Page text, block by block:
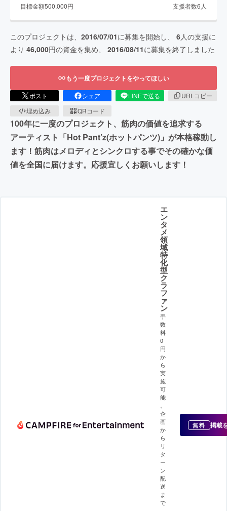
目標金額500,000円 支援者数6 人
このプロジェクトは、 2016/07/01に募集を開始し、 6人の支援に
より 46,000円の資金を集め、 2016/08/11に募集を終了しました
もう一度プロジェクトをやってほしい
ポスト シェア LINEで送る
URLコピー
埋め込み
QRコード
100年に一度のプロジェクト、筋肉の価値を追求する
アーティスト「Hot Pant’z(ホットパンツ)」が本格稼動し
ます！筋肉はメロディとシンクロする事でその確かな価
値を全国に届けます。応援宜しくお願いします！
エ
ン
タ
メ
領
域
特
化
型
ク
ラ
フ
ァ
ン
手
数
料
0
円
か
ら
実
施
可
能
企
画
か
ら
リ
タ
ー
ン
配
送
ま
で
無料 掲載